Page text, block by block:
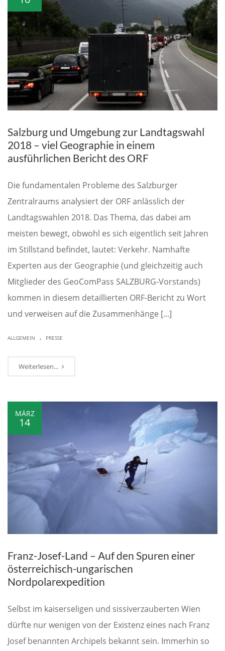
Salzburg und Umgebung zur Landtagswahl
2018 – viel Geographie in einem
ausführlichen Bericht des ORF
Die fundamentalen Probleme des Salzburger
Zentralraums analysiert der ORF anlässlich der
Landtagswahlen 2018. Das Thema, das dabei am
meisten bewegt, obwohl es sich eigentlich seit Jahren
im Stillstand befindet, lautet: Verkehr. Namhafte
Experten aus der Geographie (und gleichzeitig auch
Mitglieder des GeoComPass SALZBURG-Vorstands)
kommen in diesem detaillierten ORF-Bericht zu Wort
und verweisen auf die Zusammenhänge [...]
ALLGEMEIN . PRESSE
Weiterlesen...
MÄRZ
14
Franz-Josef-Land – Auf den Spuren einer
österreichisch-ungarischen
Nordpolarexpedition
Selbst im kaiserseligen und sissiverzauberten Wien
dürfte nur wenigen von der Existenz eines nach Franz
Josef benannten Archipels bekannt sein. Immerhin so